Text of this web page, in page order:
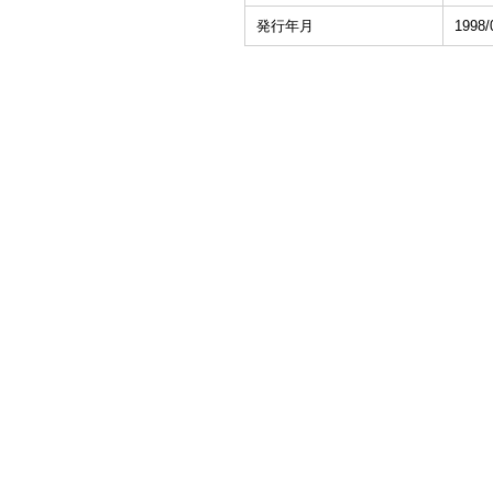
発行年月 1998/